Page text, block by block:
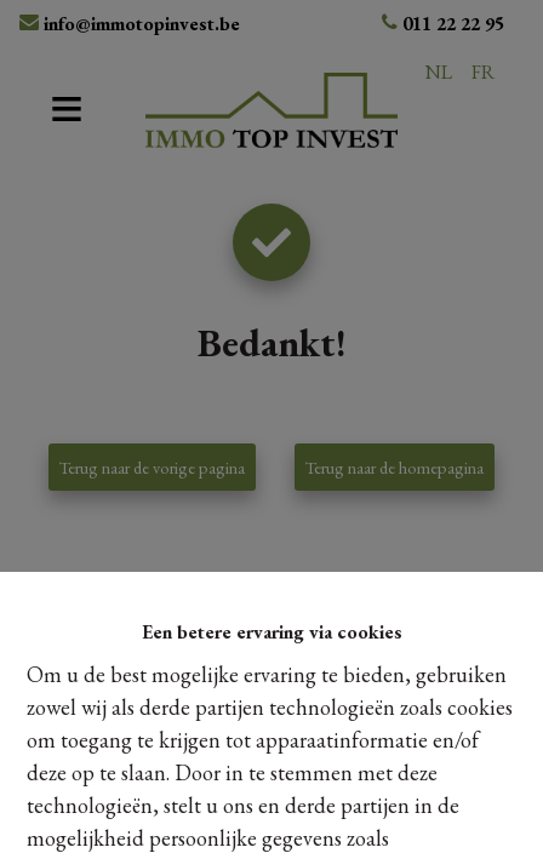
Een betere ervaring via cookies
Om u de best mogelijke ervaring te bieden, gebruiken
zowel wij als derde partijen technologieën zoals cookies
om toegang te krijgen tot apparaatinformatie en/of
deze op te slaan. Door in te stemmen met deze
technologieën, stelt u ons en derde partijen in de
mogelijkheid persoonlijke gegevens zoals
info@immotopinvest.be
011 22 22 95
NL
FR
Bedankt!
Terug naar de vorige pagina Terug naar de homepagina